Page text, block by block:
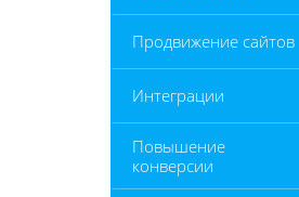
Продвижение сайтов
Интеграции
Повышение
конверсии